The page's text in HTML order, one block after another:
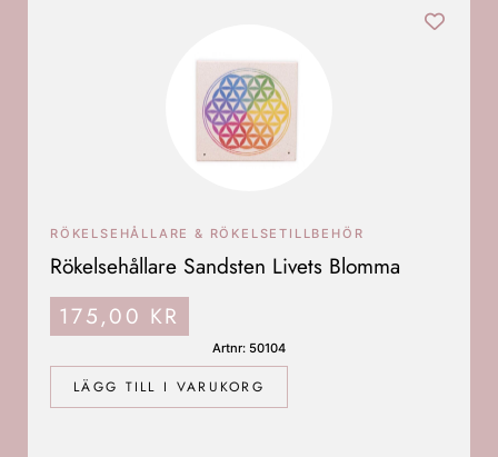
LÄGG TILL I VARUKORG
RÖKELSEHÅLLARE & RÖKELSETILLBEHÖR
Rökelsehållare Sandsten Livets Blomma
175,00 KR
Artnr: 50104